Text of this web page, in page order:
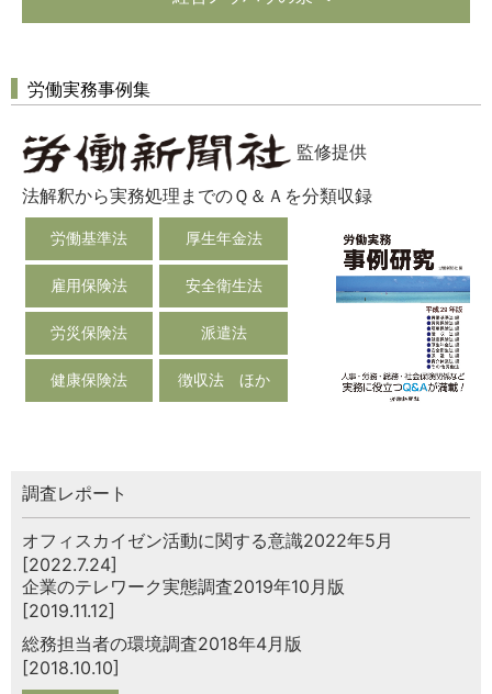
労働実務事例集
監修提供
法解釈から実務処理までのＱ＆Ａを分類収録
労働基準法 厚生年金法
雇用保険法 安全衛生法
労災保険法 派遣法
健康保険法 徴収法 ほか
調査レポート
オフィスカイゼン活動に関する意識2022年5月
[2022.7.24]
企業のテレワーク実態調査2019年10月版
[2019.11.12]
総務担当者の環境調査2018年4月版
[2018.10.10]